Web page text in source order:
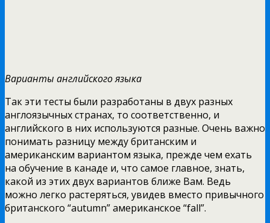
Варианты английского языка
Так эти тесты были разработаны в двух разных
англоязычных странах, то соответственно, и
английского в них используются разные. Очень важно
понимать разницу между британским и
американским вариантом языка, прежде чем ехать
на обучение в канаде и, что самое главное, знать,
какой из этих двух вариантов ближе Вам. Ведь
можно легко растеряться, увидев вместо привычного
британского “autumn” американское “fall”.